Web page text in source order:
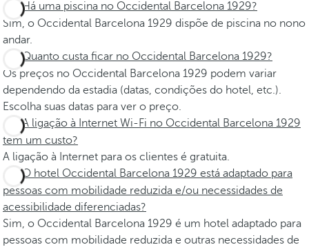
Há uma piscina no Occidental Barcelona 1929?
Sim, o Occidental Barcelona 1929 dispõe de piscina no nono
andar.
Quanto custa ficar no Occidental Barcelona 1929?
Os preços no Occidental Barcelona 1929 podem variar
dependendo da estadia (datas, condições do hotel, etc.).
Escolha suas datas para ver o preço.
A ligação à Internet Wi-Fi no Occidental Barcelona 1929
tem um custo?
A ligação à Internet para os clientes é gratuita.
O hotel Occidental Barcelona 1929 está adaptado para
pessoas com mobilidade reduzida e/ou necessidades de
acessibilidade diferenciadas?
Sim, o Occidental Barcelona 1929 é um hotel adaptado para
pessoas com mobilidade reduzida e outras necessidades de